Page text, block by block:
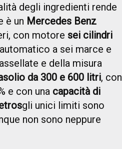
degli ingredienti rende
è un Mercedes Benz
con motore sei cilindri
a sei marce e
e della misura
da 300 e 600 litri, con
e con una capacità di
gli unici limiti sono
non sono neppure